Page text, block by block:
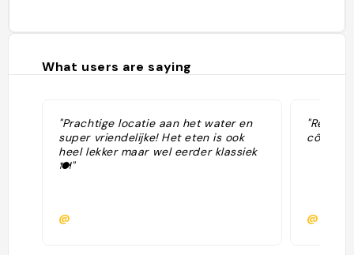
What users are saying
"Prachtige locatie aan het water en
super vriendelijke! Het eten is ook
heel lekker maar wel eerder klassiek
🍽️"
@
côté du